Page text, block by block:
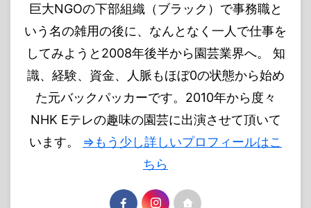
巨大NGOの下部組織（ブラック）で事務職と
いう名の雑用の後に、なんとなく一人で仕事を
してみようと2008年後半から園芸業界へ。 知
識、経験、資金、人脈もほぼ0の状態から始め
た元バックパッカーです。2010年から度々
NHK Eテレの趣味の園芸に出演させて頂いて
います。 ⇒もう少し詳しいプロフィールはこ
ちら